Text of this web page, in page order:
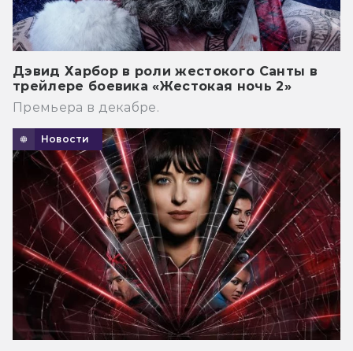
Дэвид Харбор в роли жестокого Санты в
трейлере боевика «Жестокая ночь 2»
Премьера в декабре.
Новости